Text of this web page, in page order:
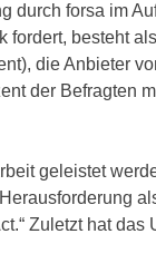
forsa im
besteht
die Anbieter
der Befragten
geleistet
Zuletzt hat das